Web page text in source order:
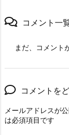
コメント一
まだ、コメント
コメントを
メールアドレスが
は必須項目です